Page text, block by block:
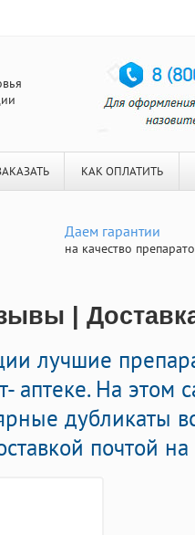
КАК ОПЛАТИТЬ
Даем гарантии
на качество
|
лучшие
аптеке. На этом
дубликаты
почтой